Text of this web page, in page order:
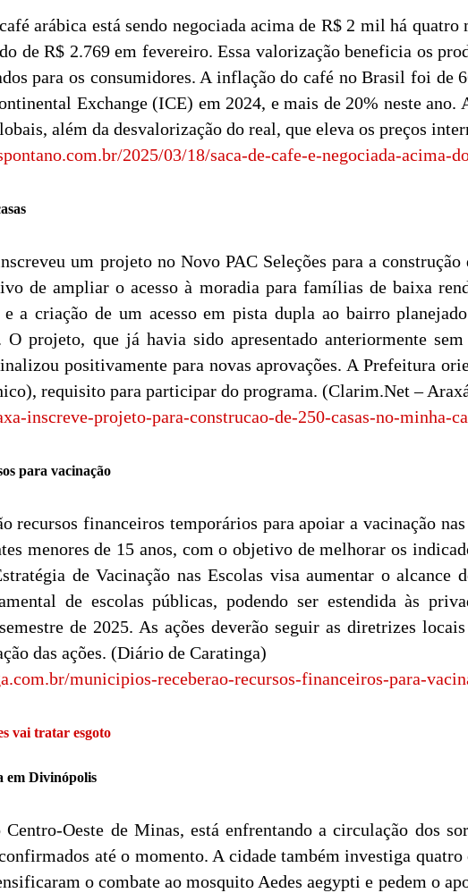
arábica está sendo negociada acima de R$ 2 mil há
de R$ 2.769 em fevereiro. Essa valorização beneficia os
para os consumidores. A inflação do café no Brasil foi de
Exchange (ICE) em 2024, e mais de 20% neste
além da desvalorização do real, que eleva os preços
2025/03/18/saca-de-cafe-e-negociada-acima-
um projeto no Novo PAC Seleções para a
de ampliar o acesso à moradia para famílias de baixa
a criação de um acesso em pista dupla ao bairro
projeto, que já havia sido apresentado anteriormente
positivamente para novas aprovações. A Prefeitura
requisito para participar do programa. (Clarim.Net –
inscreve-projeto-para-construcao-de-250-casas-no-minha-
para vacinação
recursos financeiros temporários para apoiar a vacinação
menores de 15 anos, com o objetivo de melhorar os
de Vacinação nas Escolas visa aumentar o alcance
de escolas públicas, podendo ser estendida às
de 2025. As ações deverão seguir as diretrizes
das ações. (Diário de Caratinga)
municipios-receberao-recursos-financeiros-para-
vai tratar esgoto
em Divinópolis
Oeste de Minas, está enfrentando a circulação dos
até o momento. A cidade também investiga
o combate ao mosquito Aedes aegypti e pedem o